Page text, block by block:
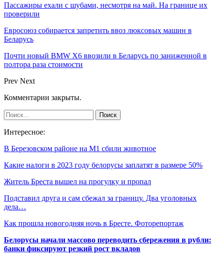
Пассажиры ехали с шубами, несмотря на май. На границе их
проверили
Евросоюз собирается запретить ввоз люксовых машин в
Беларусь
Почти новый BMW X6 ввозили в Беларусь по заниженной в
полтора раза стоимости
Prev Next
Комментарии закрыты.
Интересное:
В Березовском районе на М1 сбили животное
Какие налоги в 2023 году белорусы заплатят в размере 50%
Житель Бреста вышел на прогулку и пропал
Подставил друга и сам сбежал за границу. Два уголовных
дела…
Как прошла новогодняя ночь в Бресте. Фоторепортаж
Белорусы начали массово переводить сбережения в рубли:
банки фиксируют резкий рост вкладов